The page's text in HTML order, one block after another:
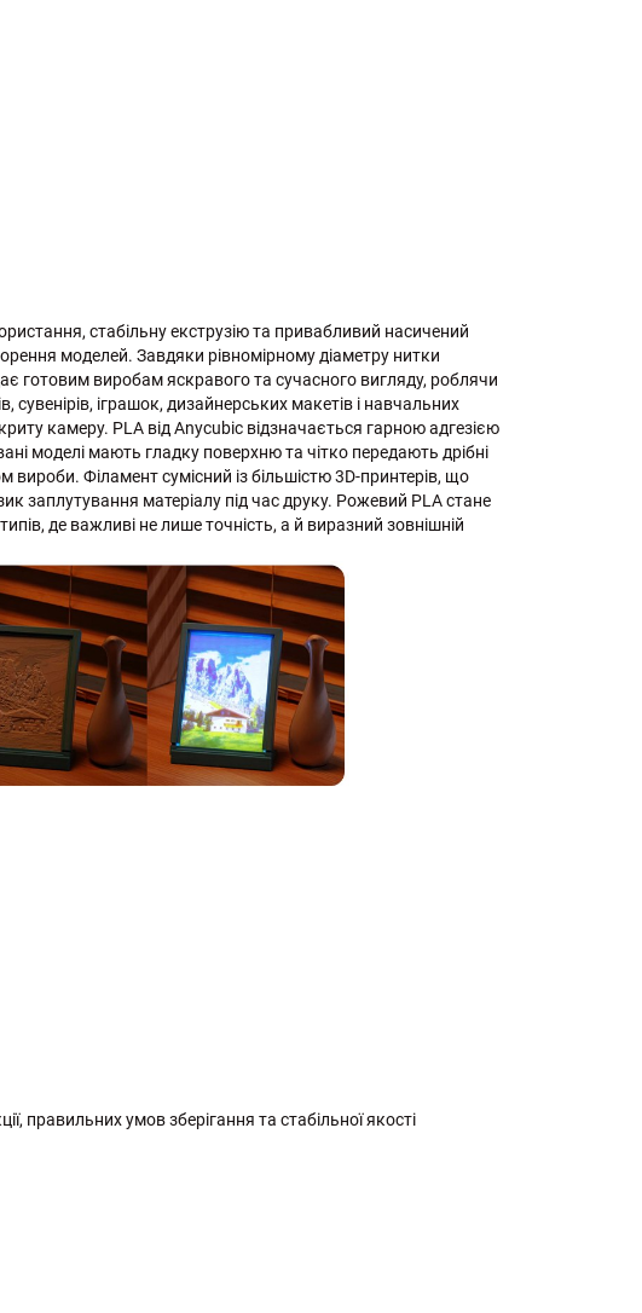
стабільну екструзію та привабливий насичений
моделей. Завдяки рівномірному діаметру нитки
готовим виробам яскравого та сучасного вигляду, роблячи
іграшок, дизайнерських макетів і навчальних
камеру. PLA від Anycubic відзначається гарною адгезією
моделі мають гладку поверхню та чітко передають дрібні
вироби. Філамент сумісний із більшістю 3D-принтерів, що
заплутування матеріалу під час друку. Рожевий PLA стане
де важливі не лише точність, а й виразний зовнішній
правильних умов зберігання та стабільної якості